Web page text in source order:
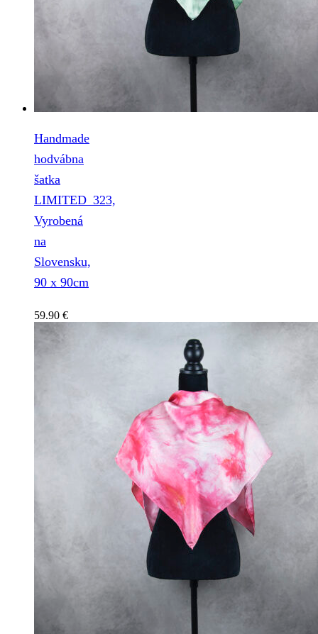
Handmade
hodvábna
šatka
LIMITED_323,
Vyrobená
na
Slovensku,
90 x 90cm
59.90 €